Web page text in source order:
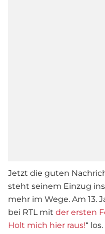
Jetzt die guten
steht seinem Einzug ins
mehr im Wege. Am 13.
bei RTL mit der ersten
Holt mich hier raus!“ los.